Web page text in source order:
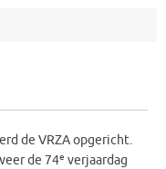
de VRZA opgericht.
de 74e verjaardag